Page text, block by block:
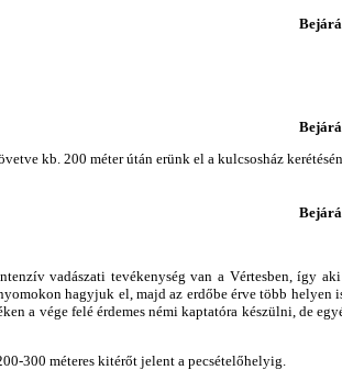
kb. 200 méter útán erünk el a kulcsosház
vadászati tevékenység van a Vértesben, így
hagyjuk el, majd az erdőbe érve több helyen
a vége felé érdemes némi kaptatóra készülni, de
300 méteres kitérőt jelent a pecsételőhelyig.